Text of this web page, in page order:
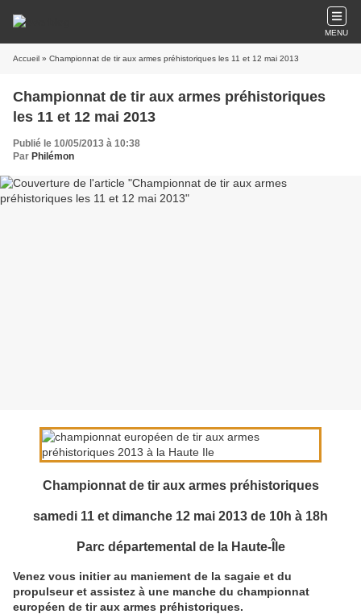
MENU
Accueil » Championnat de tir aux armes préhistoriques les 11 et 12 mai 2013
Championnat de tir aux armes préhistoriques
les 11 et 12 mai 2013
Publié le 10/05/2013 à 10:38
Par Philémon
Championnat de tir aux armes préhistoriques
samedi 11 et dimanche 12 mai 2013 de 10h à 18h
Parc départemental de la Haute-Île
Venez vous initier au maniement de la sagaie et du
propulseur et assistez à une manche du championnat
européen de tir aux armes préhistoriques.